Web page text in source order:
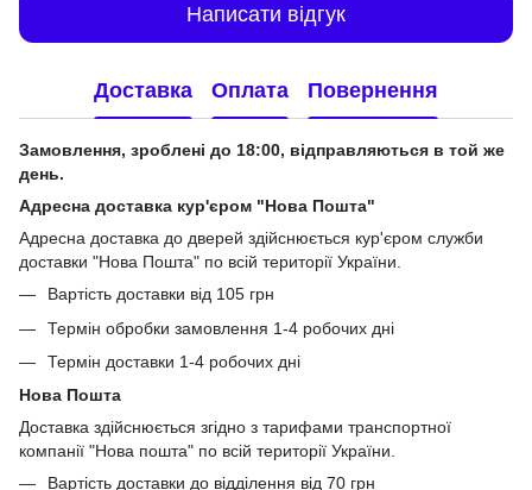
Написати відгук
Доставка Оплата Повернення
Замовлення, зроблені до 18:00, відправляються в той же
день.
Адресна доставка кур'єром "Нова Пошта"
Адресна доставка до дверей здійснюється кур'єром служби
доставки "Нова Пошта" по всій території України.
Вартість доставки від 105 грн
Термін обробки замовлення 1-4 робочих дні
Термін доставки 1-4 робочих дні
Нова Пошта
Доставка здійснюється згідно з тарифами транспортної
компанії "Нова пошта" по всій території України.
Вартість доставки до відділення від 70 грн